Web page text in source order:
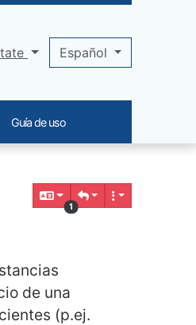
1
de una
(p.ej.
Español
Guía de uso